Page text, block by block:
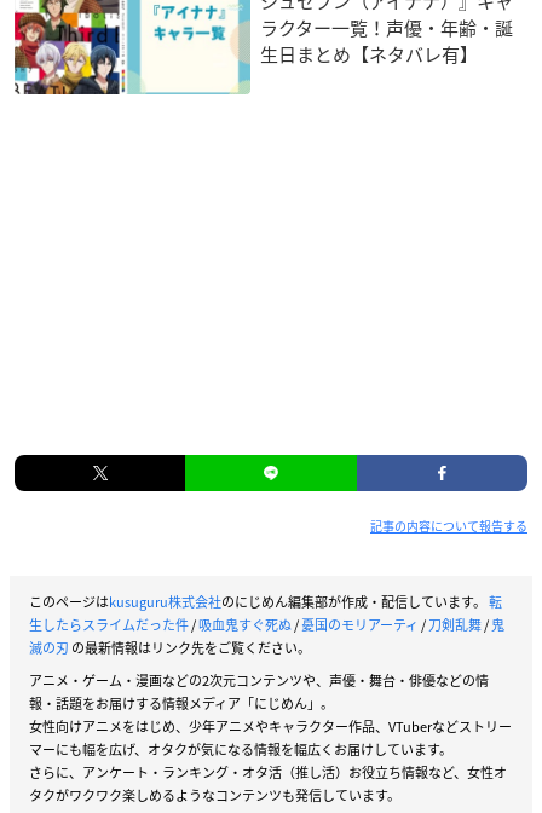
ラクター一覧！声優・年齢・誕
生日まとめ【ネタバレ有】
記事の内容について報告する
このページはkusuguru株式会社のにじめん編集部が作成・配信しています。 転
生したらスライムだった件/吸血鬼すぐ死ぬ/憂国のモリアーティ /刀剣乱舞/鬼
滅の刃 の最新情報はリンク先をご覧ください。
アニメ・ゲーム・漫画などの2次元コンテンツや、声優・舞台・俳優などの情
報・話題をお届けする情報メディア「にじめん」。
女性向けアニメをはじめ、少年アニメやキャラクター作品、VTuberなどストリー
マーにも幅を広げ、オタクが気になる情報を幅広くお届けしています。
さらに、アンケート・ランキング・オタ活（推し活）お役立ち情報など、女性オ
タクがワクワク楽しめるようなコンテンツも発信しています。